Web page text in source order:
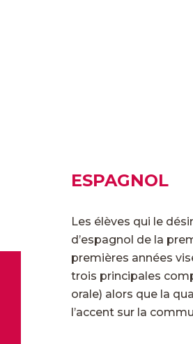
ESPAGNOL
Les élèves qui le
d’espagnol de la
premières années
trois principales
orale) alors que la
l’accent sur la